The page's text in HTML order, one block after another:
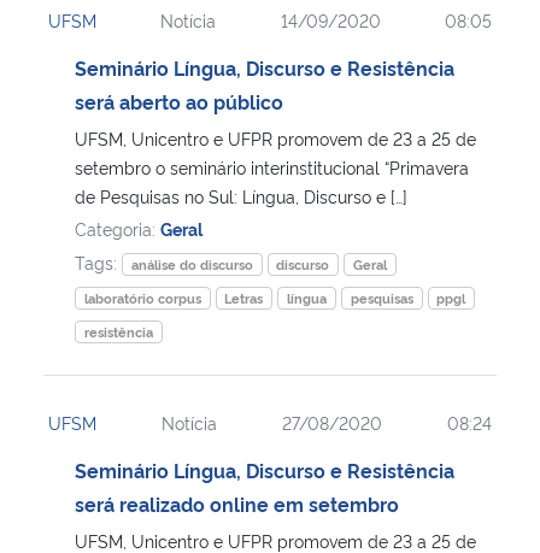
Ministério da Cidadania
Ministério de Minas e Energia
Ministério da Ciência, Tecnologia, Inovações e Comunicações
Ministério do Meio Ambiente
Ministério do Turismo
Controladoria-Geral da União
Ministério da Mulher, da Família e dos Direitos Humanos
UFSM Notícia 14/09/2020 08:05
Seminário Língua, Discurso e Resistência
será aberto ao público
UFSM, Unicentro e UFPR promovem de 23 a 25 de
setembro o seminário interinstitucional “Primavera
de Pesquisas no Sul: Língua, Discurso e […]
Categoria: Geral
Tags:
análise do discurso discurso
Geral
laboratório corpus
Letras língua pesquisas
ppgl
resistência
UFSM Notícia 27/08/2020 08:24
Seminário Língua, Discurso e Resistência
será realizado online em setembro
UFSM, Unicentro e UFPR promovem de 23 a 25 de